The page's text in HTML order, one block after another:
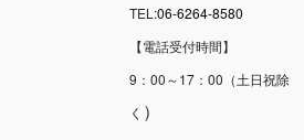
TEL:06-6264-8580
【電話受付時間】
9：00～17：00（土日祝除
く ）